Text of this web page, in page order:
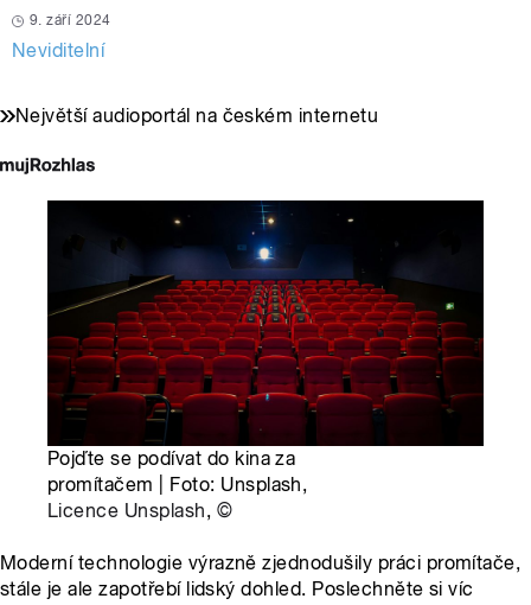
9. září 2024
Neviditelní
Největší audioportál na českém internetu
Pojďte se podívat do kina za
promítačem | Foto: Unsplash,
Licence Unsplash, ©
Moderní technologie výrazně zjednodušily práci promítače,
stále je ale zapotřebí lidský dohled. Poslechněte si víc